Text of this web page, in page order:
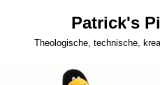
Patrick's
Theologische, technische,